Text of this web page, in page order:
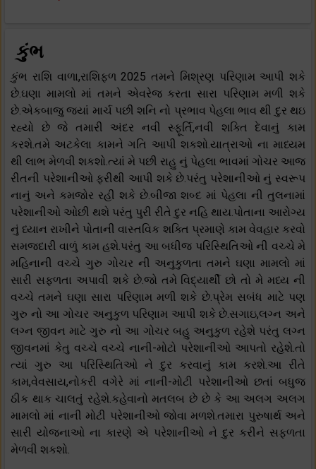
કુંભ
કુંભ રાશિ વાળા,રાશિફળ 2025 તમને મિશ્રણ પરિણામ આપી શકે
છે.ઘણા મામલો માં તમને એવરેજ કરતા સારા પરિણામ મળી શકે
છે.એકબાજુ જ્યાં માર્ચ પછી શનિ નો પ્રભાવ પેહલા ભાવ થી દુર થઇ
રહ્યો છે જે તમારી અંદર નવી સ્ફૂર્તિ,નવી શક્તિ દેવાનું કામ
કરશે.તમે અટકેલા કામને ગતિ આપી શકશો.યાત્રાઓ ના માધ્યમ
થી લાભ મેળવી શકશો.ત્યાં મે પછી રાહુ નું પેહલા ભાવમાં ગોચર આજ
રીતની પરેશાનીઓ ફરીથી આપી શકે છે.પરંતુ પરેશાનીઓ નું સ્વરૂપ
નાનું અને કમજોર રહી શકે છે.બીજા શબ્દ માં પેહલા ની તુલનામાં
પરેશાનીઓ ઓછી થશે પરંતુ પુરી રીતે દુર નહિ થાય.પોતાના આરોગ્ય
નું ધ્યાન રાખીને પોતાની વાસ્તવિક શક્તિ પ્રમાણે કામ વેવહાર કરવો
સમજદારી વાળું કામ હશે.પરંતુ આ બધીજ પરિસ્થિતિઓ ની વચ્ચે મે
મહિનાની વચ્ચે ગુરુ ગોચર ની અનુકુળતા તમને ઘણા મામલો માં
સારી સફળતા અપાવી શકે છે.જો તમે વિદ્યાર્થી છો તો મે મધ્ય ની
વચ્ચે તમને ઘણા સારા પરિણામ મળી શકે છે.પ્રેમ સબંધ માટે પણ
ગુરુ નો આ ગોચર અનુકુળ પરિણામ આપી શકે છે.સગાઇ,લગ્ન અને
લગ્ન જીવન માટે ગુરુ નો આ ગોચર બહુ અનુકુળ રહેશે પરંતુ લગ્ન
જીવનમાં કેતુ વચ્ચે વચ્ચે નાની-મોટો પરેશાનીઓ આપતો રહેશે.તો
ત્યાં ગુરુ આ પરિસ્થિતિઓ ને દુર કરવાનું કામ કરશે.આ રીતે
કામ,વેવસાય,નોકરી વગેરે માં નાની-મોટી પરેશાનીઓ છતાં બધુજ
ઠીક થાક ચાલતું રહેશે.કહેવાનો મતલબ છે છે કે આ અલગ અલગ
મામલો માં નાની મોટી પરેશાનીઓ જોવા મળશે.તમારા પુરુષાર્થ અને
સારી યોજનાઓ ના કારણે એ પરેશાનીઓ ને દુર કરીને સફળતા
મેળવી શકશો.